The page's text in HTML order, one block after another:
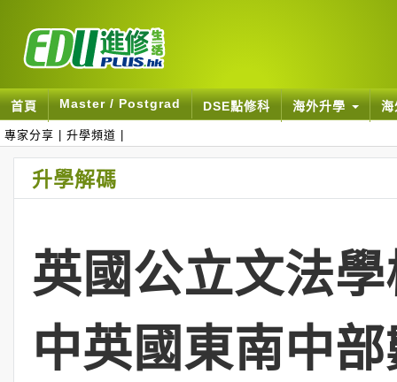
首頁 Master / Postgrad DSE點修科 海外升學
專家分享 升學頻道
升學解碼
英國公立文法
中英國東南中